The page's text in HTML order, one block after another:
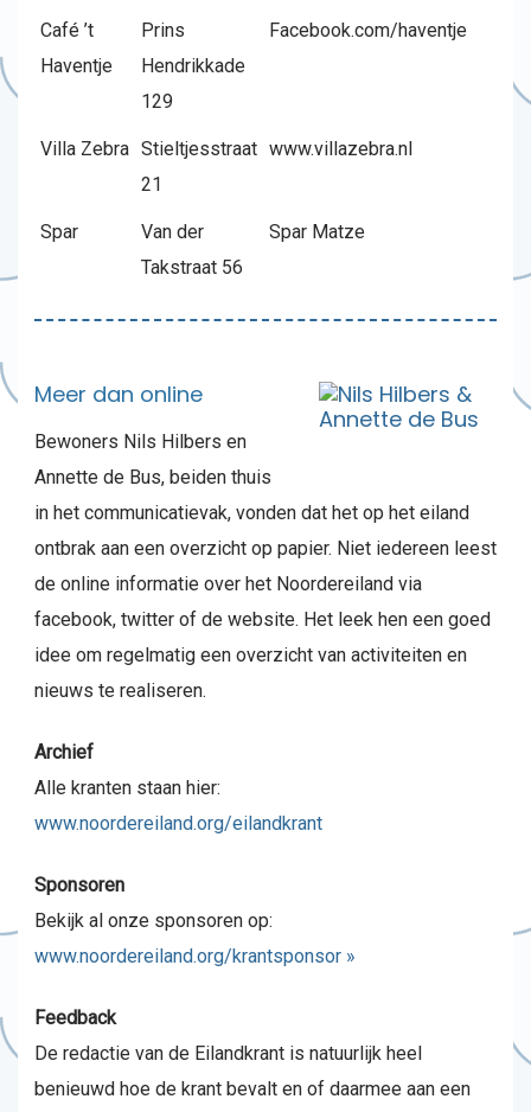
Café ’t
Haventje
Prins
Hendrikkade
129
Facebook.com/haventje
Villa Zebra Stieltjesstraat
21
www.villazebra.nl
Spar
Van der
Takstraat 56
Spar Matze
Meer dan online
Bewoners Nils Hilbers en
Annette de Bus, beiden thuis
in het communicatievak, vonden dat het op het eiland
ontbrak aan een overzicht op papier. Niet iedereen leest
de online informatie over het Noordereiland via
facebook, twitter of de website. Het leek hen een goed
idee om regelmatig een overzicht van activiteiten en
nieuws te realiseren.
Archief
Alle kranten staan hier:
www.noordereiland.org/eilandkrant
Sponsoren
Bekijk al onze sponsoren op:
www.noordereiland.org/krantsponsor »
Feedback
De redactie van de Eilandkrant is natuurlijk heel
benieuwd hoe de krant bevalt en of daarmee aan een